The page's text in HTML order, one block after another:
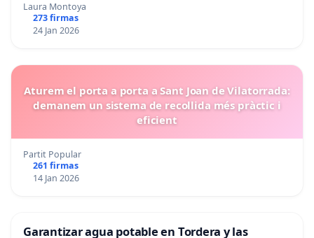
Laura Montoya
273 firmas
24 Jan 2026
Aturem el porta a porta a Sant Joan de Vilatorrada:
demanem un sistema de recollida més pràctic i
eficient
Partit Popular
261 firmas
14 Jan 2026
Garantizar agua potable en Tordera y las